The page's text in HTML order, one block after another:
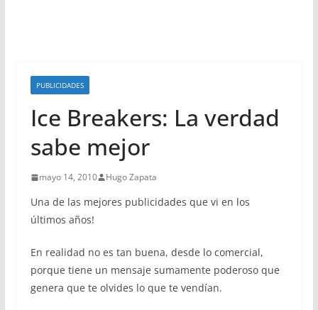
PUBLICIDADES
Ice Breakers: La verdad
sabe mejor
mayo 14, 2010 Hugo Zapata
Una de las mejores publicidades que vi en los
últimos años!
En realidad no es tan buena, desde lo comercial,
porque tiene un mensaje sumamente poderoso que
genera que te olvides lo que te vendían.